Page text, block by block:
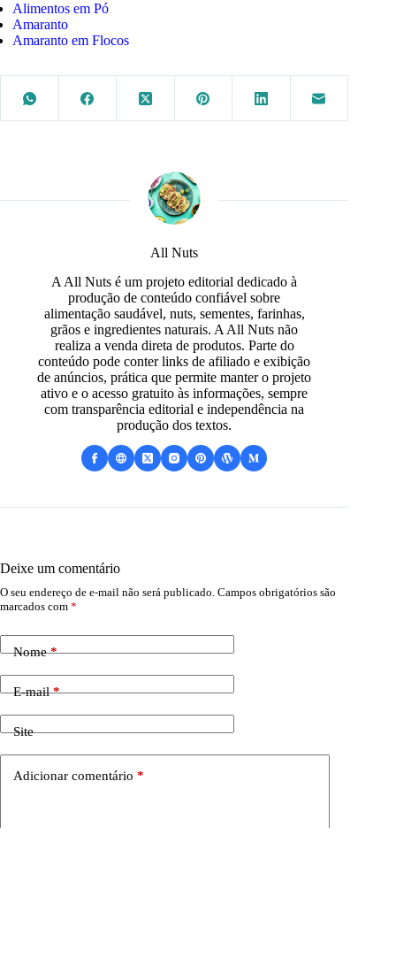
Alimentos em Pó
Amaranto
Amaranto em Flocos
All Nuts
A All Nuts é um projeto editorial dedicado à
produção de conteúdo confiável sobre
alimentação saudável, nuts, sementes, farinhas,
grãos e ingredientes naturais. A All Nuts não
realiza a venda direta de produtos. Parte do
conteúdo pode conter links de afiliado e exibição
de anúncios, prática que permite manter o projeto
ativo e o acesso gratuito às informações, sempre
com transparência editorial e independência na
produção dos textos.
Deixe um comentário
O seu endereço de e-mail não será publicado. Campos obrigatórios são
marcados com *
Nome*
E-mail*
Site
Adicionar comentário *